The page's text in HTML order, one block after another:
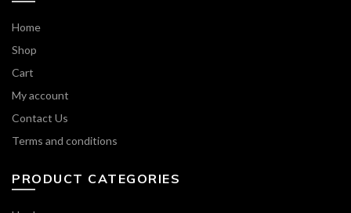
Home
Shop
Cart
My account
Contact Us
Terms and conditions
PRODUCT CATEGORIES